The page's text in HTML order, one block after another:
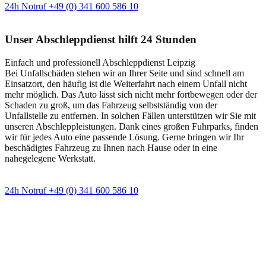
24h Notruf +49 (0) 341 600 586 10
Unser Abschleppdienst hilft 24 Stunden
Einfach und professionell Abschleppdienst Leipzig
Bei Unfallschäden stehen wir an Ihrer Seite und sind schnell am
Einsatzort, den häufig ist die Weiterfahrt nach einem Unfall nicht
mehr möglich. Das Auto lässt sich nicht mehr fortbewegen oder der
Schaden zu groß, um das Fahrzeug selbstständig von der
Unfallstelle zu entfernen. In solchen Fällen unterstützen wir Sie mit
unseren Abschleppleistungen. Dank eines großen Fuhrparks, finden
wir für jedes Auto eine passende Lösung. Gerne bringen wir Ihr
beschädigtes Fahrzeug zu Ihnen nach Hause oder in eine
nahegelegene Werkstatt.
24h Notruf +49 (0) 341 600 586 10